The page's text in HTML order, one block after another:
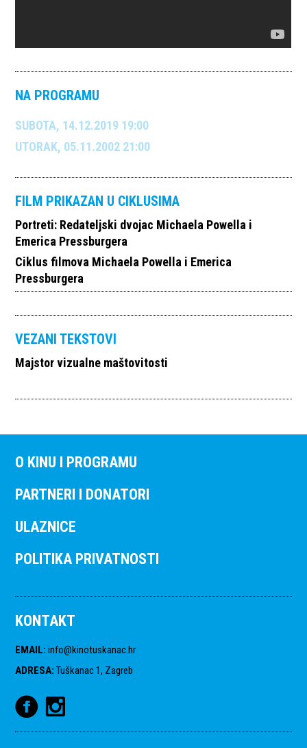
NA PROGRAMU
SUBOTA, 14.12.2019 19:00
UTORAK, 05.11.2002 21:00
FILM PRIKAZAN U CIKLUSIMA
Portreti: Redateljski dvojac Michaela Powella i
Emerica Pressburgera
Ciklus filmova Michaela Powella i Emerica
Pressburgera
VEZANI TEKSTOVI
Majstor vizualne maštovitosti
O KINU I PROGRAMU
PARTNERI I DONATORI
ULAZNICE
POLITIKA PRIVATNOSTI
KONTAKT
EMAIL: info@kinotuskanac.hr
ADRESA: Tuškanac 1, Zagreb